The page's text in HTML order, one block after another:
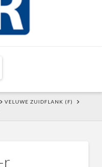
VELUWE ZUIDFLANK (F)
r